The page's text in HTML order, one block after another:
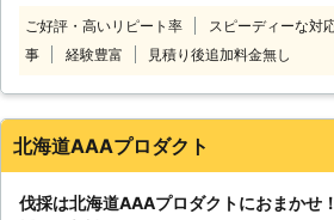
い庭木があり
ちに伐採をお
の方々の住宅
ご好評・高いリピート率 スピーディーな対
事
経験豊富 見積り後追加料金無し
北海道AAAプロダクト
伐採は北海道AAAプロダクトにおまかせ